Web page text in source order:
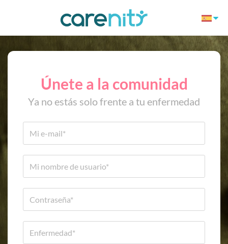
Únete a la comunidad
Ya no estás solo frente a tu enfermedad